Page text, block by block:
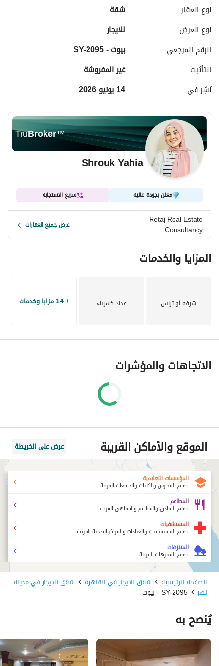
– سيتي سنتر وطريق النصر وشارع البطراوي
نوع العقار
شقة
نوع العرض
للايجار
الرقم المرجعي
بيوت - SY-2095
التأثيث
غير المفروشة
نُشِر في
14 يونيو 2026
TruBroker™
Shrouk Yahia
معلن بجودة عالية سريع الاستجابة
Retaj Real Estate
Consultancy عرض جميع العقارات
المزايا والخدمات
شرفة أو تراس عداد كهرباء + 14 مزايا وخدمات
الاتجاهات والمؤشرات
الموقع والأماكن القريبة عرض على الخريطة
المؤسسات التعليمية
تصفح المدارس والكليات والجامعات القريبة
المطاعم
تصفح الفنادق والمطاعم والمقاهي القريب
المستشفيات
تصفح المستشفيات والعيادات والمراكز الصحية القريبة
المتنزهات
تصفح المتنزهات القريبة
الصفحة الرئيسية شقق للايجار في القاهرة شقق للايجار في مدينة
نصر SY-2095 - بيوت
يُنصح به